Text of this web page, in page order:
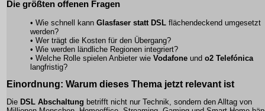
Die größten offenen Fragen
• Wie schnell kann Glasfaser statt DSL flächendeckend umgesetzt
werden?
• Wer trägt die Kosten für den Übergang?
• Wie werden ländliche Regionen integriert?
• Welche Rolle spielen Anbieter wie Vodafone und o2 Telefónica
langfristig?
Einordnung: Warum dieses Thema jetzt relevant ist
Die DSL Abschaltung betrifft nicht nur Technik, sondern den Alltag von